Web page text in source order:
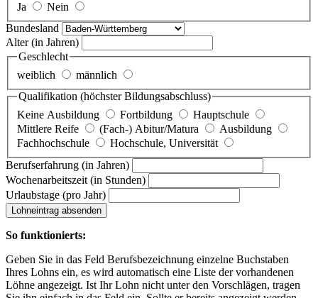
Ja
Nein
Bundesland
Alter(in Jahren)
Geschlecht
weiblich
männlich
Qualifikation (höchster Bildungsabschluss)
Keine Ausbildung
Fortbildung
Hauptschule
Mittlere Reife
(Fach-) Abitur/Matura
Ausbildung
Fachhochschule
Hochschule, Universität
Berufserfahrung (in Jahren)
Wochenarbeitszeit (in Stunden)
Urlaubstage (pro Jahr)
Lohneintrag absenden
So funktionierts:
Geben Sie in das Feld Berufsbezeichnung einzelne Buchstaben
Ihres Lohns ein, es wird automatisch eine Liste der vorhandenen
Löhne angezeigt. Ist Ihr Lohn nicht unter den Vorschlägen, tragen